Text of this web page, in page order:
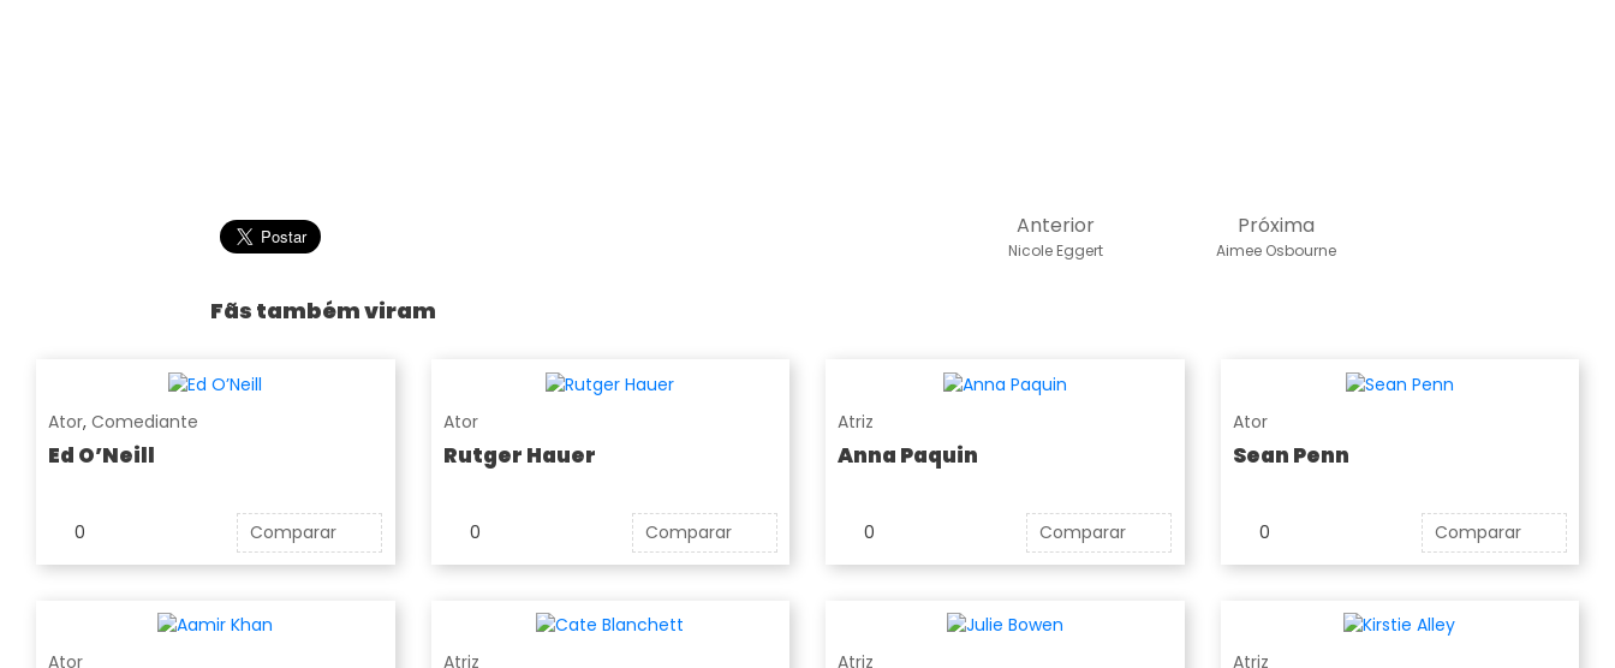
Próxima
Aimee Osbourne
Anterior
Nicole Eggert
Fãs também viram
Ator, Comediante
Ed O’Neill
0 Comparar
Ator
Rutger Hauer
0 Comparar
Atriz
Anna Paquin
0 Comparar
Ator
Sean Penn
0 Comparar
Ator Atriz Atriz Atriz